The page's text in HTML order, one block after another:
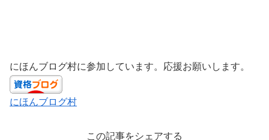
にほんブログ村に参加しています。応援お願いします。
にほんブログ村
この記事をシェアする